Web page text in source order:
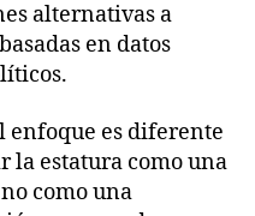
alternativas a
en datos
enfoque es diferente
la estatura como una
como una